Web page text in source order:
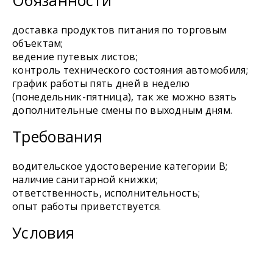
доставка продуктов питания по торговым
объектам;
ведение путевых листов;
контроль технического состояния автомобиля;
график работы пять дней в неделю
(понедельник-пятница), так же можно взять
дополнительные смены по выходным дням.
Требования
водительское удостоверение категории B;
наличие санитарной книжки;
ответственность, исполнительность;
опыт работы приветствуется.
Условия